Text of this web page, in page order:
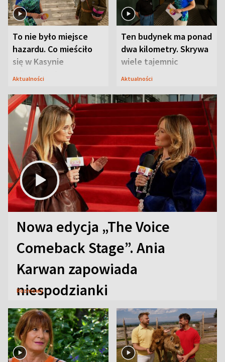
To nie było miejsce
hazardu. Co mieściło
się w Kasynie
Oficerskim?
Aktualności
Ten budynek ma ponad
dwa kilometry. Skrywa
wiele tajemnic
Aktualności
Nowa edycja „The Voice
Comeback Stage”. Ania
Karwan zapowiada
niespodzianki
Rozmowy